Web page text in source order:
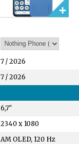
7 / 2026
7 / 2026
6,7"
2340 x 1080
AM OLED, 120 Hz